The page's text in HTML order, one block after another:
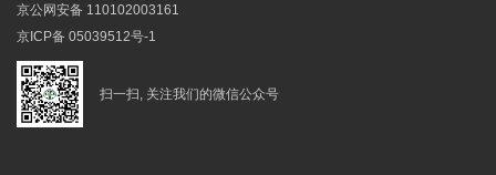
京公网安备 110102003161
京ICP备 05039512号-1
扫一扫, 关注我们的微信公众号